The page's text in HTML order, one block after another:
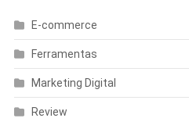
E-commerce
Ferramentas
Marketing Digital
Review